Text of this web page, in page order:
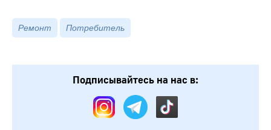
Ремонт Потребитель
Подписывайтесь на нас в: